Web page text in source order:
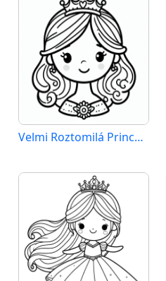
Velmi Roztomilá Princezna